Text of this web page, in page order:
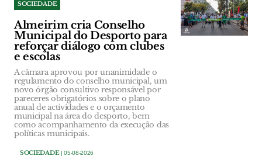
SOCIEDADE
Almeirim cria Conselho
Municipal do Desporto para
reforçar diálogo com clubes
e escolas
A câmara aprovou por unanimidade o
regulamento do conselho municipal, um
novo órgão consultivo responsável por
pareceres obrigatórios sobre o plano
anual de actividades e o orçamento
municipal na área do desporto, bem
como acompanhamento da execução das
políticas municipais.
SOCIEDADE| 05-08-2026